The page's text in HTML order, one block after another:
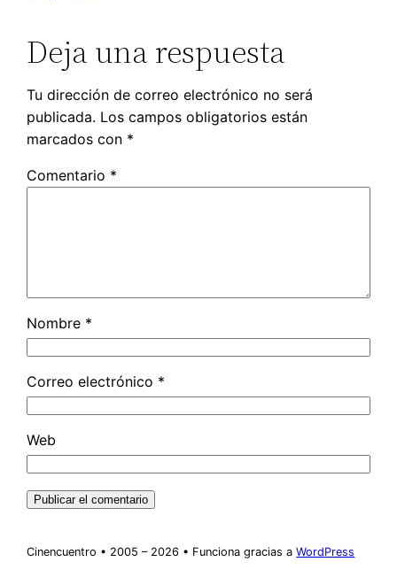
Deja una respuesta
Tu dirección de correo electrónico no será
publicada. Los campos obligatorios están
marcados con *
Comentario *
Nombre *
Correo electrónico *
Web
Cinencuentro • 2005 – 2026 • Funciona gracias aWordPress